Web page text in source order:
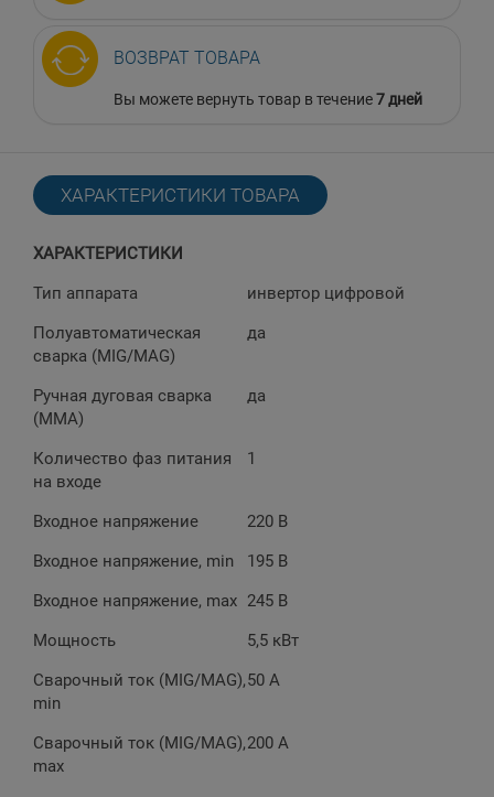
ВОЗВРАТ ТОВАРА
Вы можете вернуть товар в течение7 дней
ХАРАКТЕРИСТИКИ ТОВАРА
ХАРАКТЕРИСТИКИ
Тип аппарата
инвертор цифровой
Полуавтоматическая
сварка (MIG/MAG)
да
Ручная дуговая сварка
(MMA)
да
Количество фаз питания
на входе
1
Входное напряжение
220 В
Входное напряжение, min
195 В
Входное напряжение, max 245 В
Мощность
5,5 кВт
Сварочный ток (MIG/MAG),
min
50 А
Сварочный ток (MIG/MAG),
max
200 А